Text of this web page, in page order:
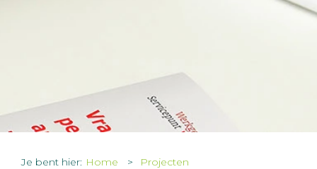
Je bent hier: Home
Projecten